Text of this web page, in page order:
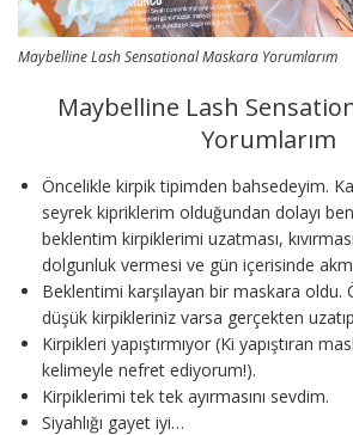
Maybelline Lash Sensational Maskara Yorumlarım
Maybelline Lash
Yorumlarım
Öncelikle kirpik tipimden bahsedeyim.
seyrek kipriklerim olduğundan dolayı
beklentim kirpiklerimi uzatması,
dolgunluk vermesi ve gün içerisinde
Beklentimi karşılayan bir maskara oldu.
düşük kirpikleriniz varsa gerçekten uzatıp
Kirpikleri yapıştırmıyor (Ki yapıştıran
kelimeyle nefret ediyorum!).
Kirpiklerimi tek tek ayırmasını sevdim.
Siyahlığı gayet iyi…